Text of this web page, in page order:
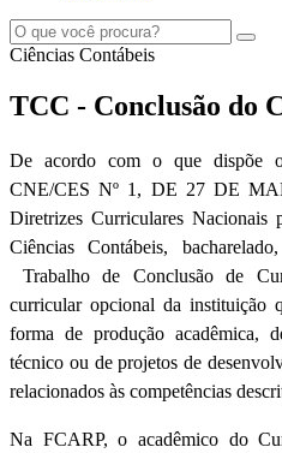
Ciências Contábeis
TCC - Conclusão do
De acordo com o que dispõe
CNE/CES Nº 1, DE 27 DE
Diretrizes Curriculares Nacionais
Ciências Contábeis,
Trabalho de Conclusão de
curricular opcional da instituição
forma de produção acadêmica,
técnico ou de projetos de
relacionados às competências
Na FCARP, o acadêmico do